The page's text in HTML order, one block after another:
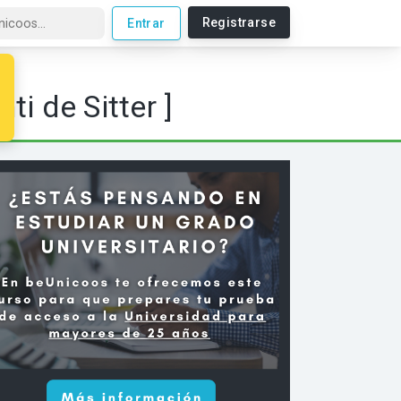
Entrar Registrarse
de Sitter ]